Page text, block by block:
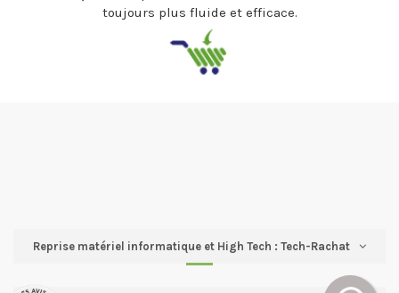
toujours plus fluide et efficace.
Reprise matériel informatique et High Tech : Tech-Rachat